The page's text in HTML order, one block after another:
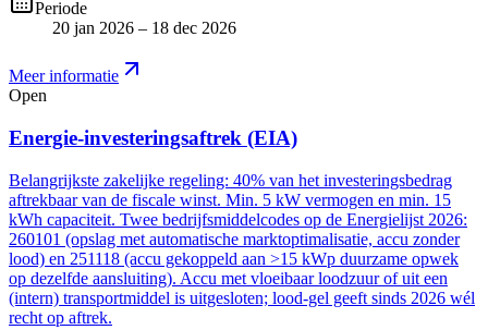
Periode
20 jan 2026 – 18 dec 2026
Meer informatie
Open
Energie-investeringsaftrek (EIA)
Belangrijkste zakelijke regeling: 40% van het investeringsbedrag
aftrekbaar van de fiscale winst. Min. 5 kW vermogen en min. 15
kWh capaciteit. Twee bedrijfsmiddelcodes op de Energielijst 2026:
260101 (opslag met automatische marktoptimalisatie, accu zonder
lood) en 251118 (accu gekoppeld aan >15 kWp duurzame opwek
op dezelfde aansluiting). Accu met vloeibaar loodzuur of uit een
(intern) transportmiddel is uitgesloten; lood-gel geeft sinds 2026 wél
recht op aftrek.